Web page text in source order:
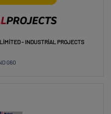
- INDUSTRIAL PROJECTS
G60